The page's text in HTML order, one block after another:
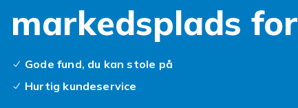
markedsplads for
Gode fund, du kan stole på
Hurtig kundeservice